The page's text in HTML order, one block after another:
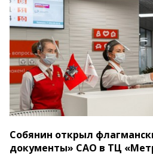
Собянин открыл
документы» САО в ТЦ